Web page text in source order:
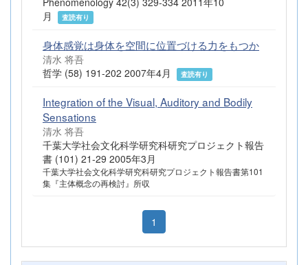
月
査読有り
身体感覚は身体を空間に位置づける力をもつか
清水 将吾
哲学 (58) 191-202 2007年4月
査読有り
Integration of the Visual, Auditory and Bodily
Sensations
清水 将吾
千葉大学社会文化科学研究科研究プロジェクト報告
書 (101) 21-29 2005年3月
千葉大学社会文化科学研究科研究プロジェクト報告書第101
集『主体概念の再検討』所収
1